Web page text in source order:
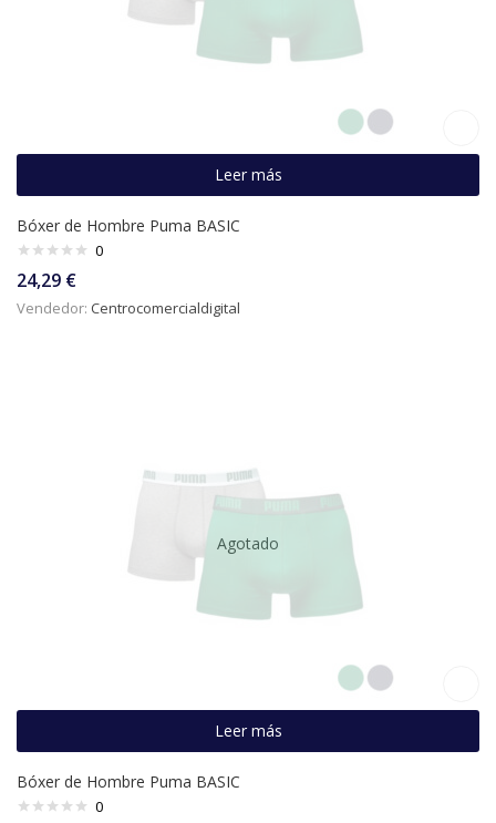
Leer más
Bóxer de Hombre Puma BASIC
0
24,29 €
Vendedor: Centrocomercialdigital
Agotado
Leer más
Bóxer de Hombre Puma BASIC
0